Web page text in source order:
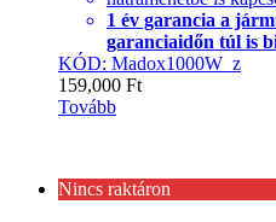
1 év garancia a
garanciaidőn túl is
KÓD: Madox1000W_z
159,000 Ft
Tovább
Nincs raktáron